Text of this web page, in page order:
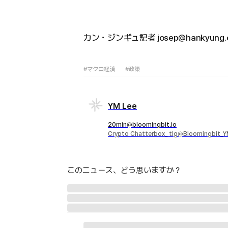
カン・ジンギュ記者
#マクロ経済 #政策
YM Lee
20min@bloomingbit.io
Crypto Chatterbox_
このニュース、どう思いますか？